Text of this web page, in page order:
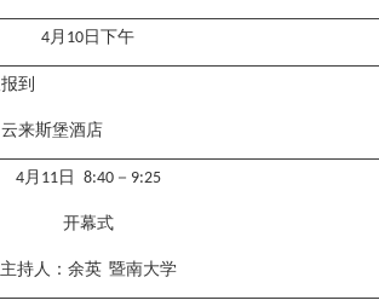
4月 10 日下午
到
来斯堡酒店
4月 11日 8:40－ 9:25
开幕式
主持人： 余英 暨南大学